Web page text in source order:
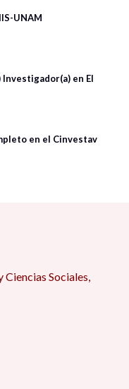
UNAM
Investigador(a) en El
en el Cinvestav
Ciencias Sociales,